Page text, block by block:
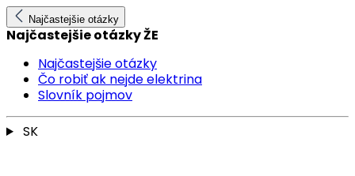
Najčastejšie otázky
Najčastejšie otázky ŽE
Najčastejšie otázky
Čo robiť ak nejde elektrina
Slovník pojmov
SK